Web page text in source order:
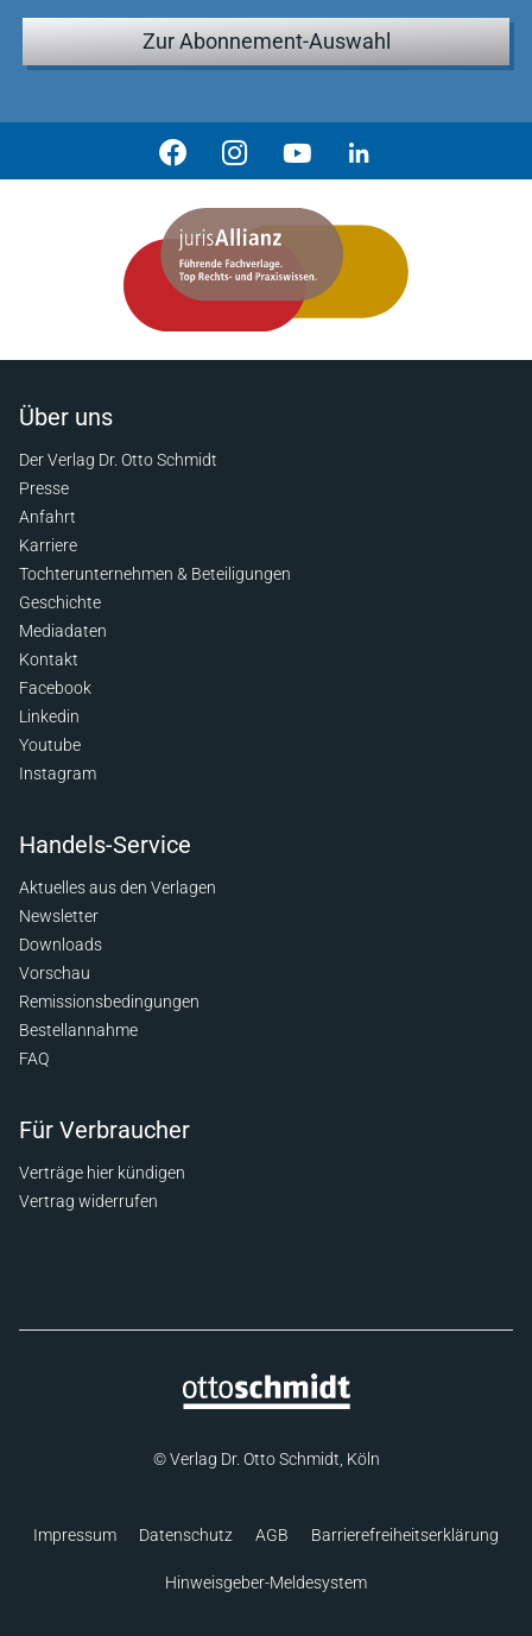
Zur Abonnement-Auswahl
Über uns
Der Verlag Dr. Otto Schmidt
Presse
Anfahrt
Karriere
Tochterunternehmen & Beteiligungen
Geschichte
Mediadaten
Kontakt
Facebook
Linkedin
Youtube
Instagram
Handels-Service
Aktuelles aus den Verlagen
Newsletter
Downloads
Vorschau
Remissionsbedingungen
Bestellannahme
FAQ
Für Verbraucher
Verträge hier kündigen
Vertrag widerrufen
© Verlag Dr. Otto Schmidt, Köln
Impressum Datenschutz AGB Barrierefreiheitserklärung
Hinweisgeber-Meldesystem